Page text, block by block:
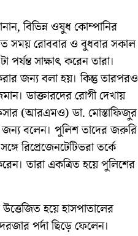
বিভিন্ন ওষুধ কোম্পানির
সময় রোববার ও বুধবার সকাল
সাক্ষাৎ করেন তারা।
জন্য বলা হয়। কিন্তু তারপরও
ডাক্তারদের রোগী দেখায়
(আরএমও) ডা. মোস্তাফিজুর
জন্য বলেন। পুলিশ তাদের জরুরি
রিপ্রেজেনটেটিভরা তর্কে
তারা একত্রিত হয়ে পুলিশের
হয়ে হাসপাতালের
পর্দা ছিড়ে ফেলেন।